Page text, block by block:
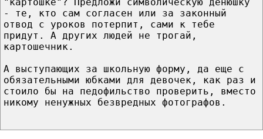
- те, кто сам согласен или за законный
отвод с уроков потерпит, сами к тебе
придут. А других людей не трогай,
картошечник.
А выступающих за школьную форму, да еще с
обязательными юбками для девочек, как раз и
стоило бы на педофильство проверить, вместо
никому ненужных безвредных фотографов.